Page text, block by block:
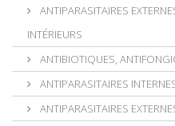
ANTIPARASITAIRES
INTÉRIEURS
ANTIBIOTIQUES,
ANTIPARASITAIRES
ANTIPARASITAIRES